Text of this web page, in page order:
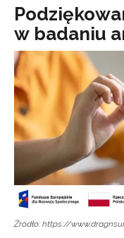
w badaniu
Źródło: https://